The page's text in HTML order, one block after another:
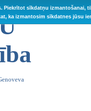
Piekrītot sīkdatņu izmantošanai,
ka izmantosim sīkdatnes jūsu